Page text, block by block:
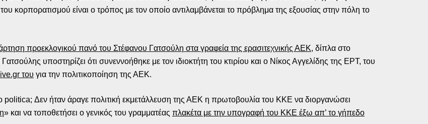
κορπορατισμού είναι ο τρόπος με τον οποίο αντιλαμβάνεται το πρόβλημα της εξουσίας στην πόλη το
προεκλογικού πανό του Στέφανου Γατσούλη στα γραφεία της ερασιτεχνικής ΑΕΚ, δίπλα στο
υποστηρίζει ότι συνεννοήθηκε με τον ιδιοκτήτη του κτιρίου και ο Νίκος Αγγελίδης της ΕΡΤ, του
του για την πολιτικοποίηση της ΑΕΚ.
Δεν ήταν άραγε πολιτική εκμετάλλευση της ΑΕΚ η πρωτοβουλία του ΚΚΕ να διοργανώσει
» και να τοποθετήσει ο γενικός του γραμματέας πλακέτα με την υπογραφή του ΚΚΕ έξω απ’ το γήπεδο